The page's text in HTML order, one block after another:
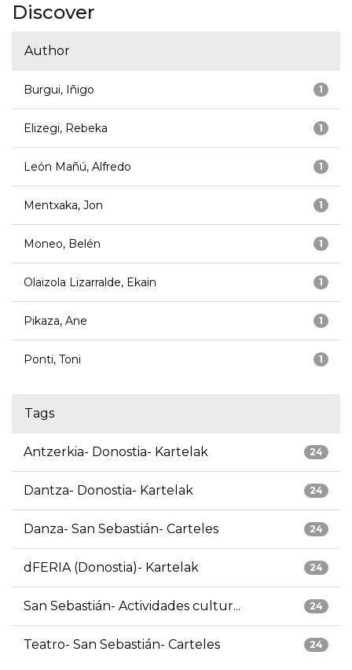
Discover
Author
1
Burgui, Iñigo
1
Elizegi, Rebeka
1
León Mañú, Alfredo
1
Mentxaka, Jon
1
Moneo, Belén
1
Olaizola Lizarralde, Ekain
1
Pikaza, Ane
1
Ponti, Toni
Tags
24
Antzerkia- Donostia- Kartelak
24
Dantza- Donostia- Kartelak
24
Danza- San Sebastián- Carteles
24
dFERIA (Donostia)- Kartelak
24
San Sebastián- Actividades cultur...
24
Teatro- San Sebastián- Carteles